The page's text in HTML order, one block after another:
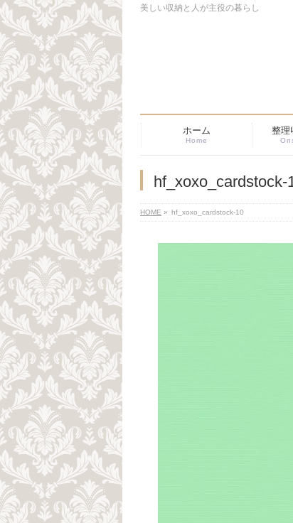
美しい収納と人が主役の暮らし
ホーム
Home
整理
hf_xoxo_cardstock-
HOME » hf_xoxo_cardstock-10